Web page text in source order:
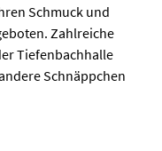
Schmuck und
Zahlreiche
Tiefenbachhalle
Schnäppchen